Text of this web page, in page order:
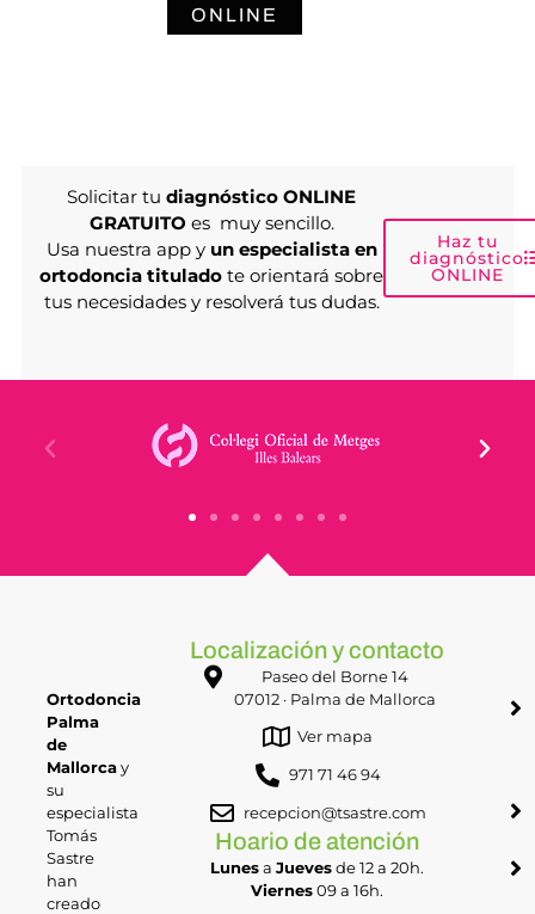
ONLINE
Solicitar tudiagnóstico ONLINE
GRATUITO es muy sencillo.
Usa nuestra app yun especialista en
ortodoncia titulado te orientará sobre
tus necesidades y resolverá tus dudas.
Haz tu
diagnóstico
ONLINE
Localización y contacto
Paseo del Borne 14
07012 · Palma de Mallorca
Ver mapa
971 71 46 94
recepcion@tsastre.com
Hoario de atención
Lunesa Juevesde 12 a 20h.
Viernes09 a 16h.
Ortodoncia
Palma
de
Mallorcay
su
especialista
Tomás
Sastre
han
creado